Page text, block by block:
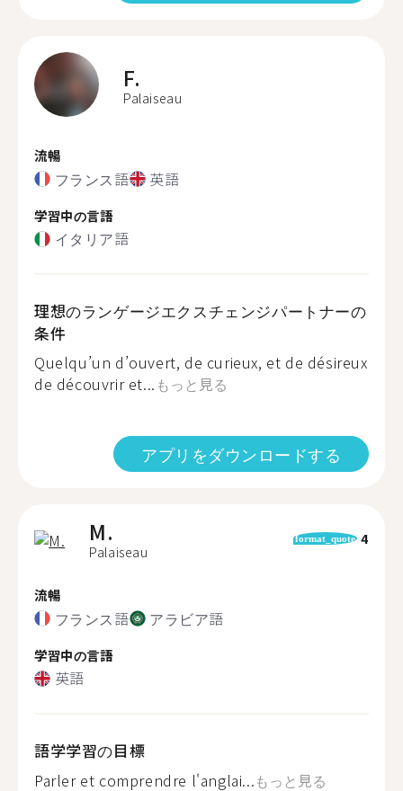
F.
Palaiseau
流暢
フランス語 英語
学習中の言語
イタリア語
理想のランゲージエクスチェンジパートナーの
条件
Quelqu’un d’ouvert, de curieux, et de désireux
de découvrir et... もっと見る
アプリをダウンロードする
M.
Palaiseau
format_quote 4
流暢
フランス語 アラビア語
学習中の言語
英語
語学学習の目標
Parler et comprendre l'anglai...もっと見る